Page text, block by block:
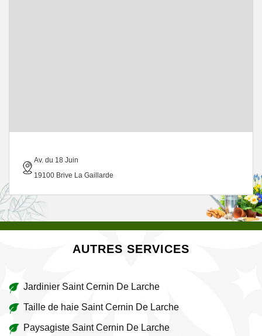
Av. du 18 Juin
19100 Brive La Gaillarde
AUTRES SERVICES
Jardinier Saint Cernin De Larche
Taille de haie Saint Cernin De Larche
Paysagiste Saint Cernin De Larche